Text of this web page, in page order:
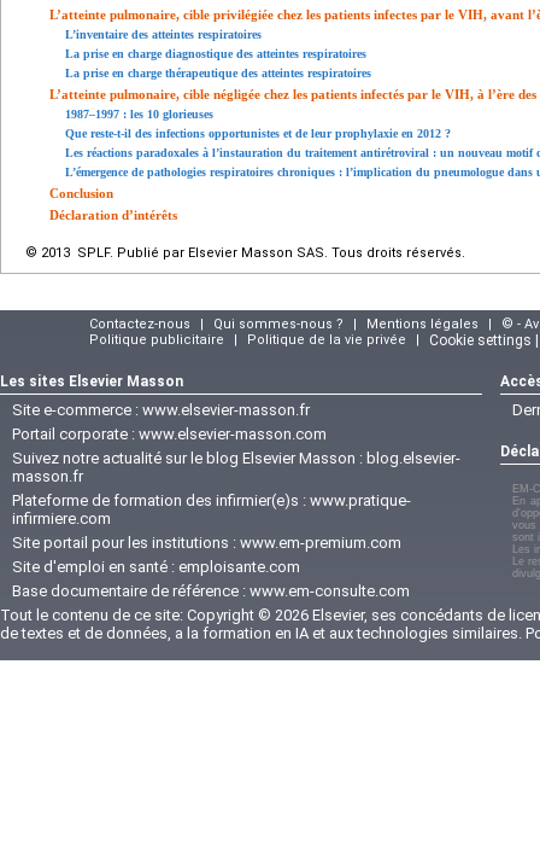
L’atteinte pulmonaire, cible privilégiée chez les patients infectes par le VIH, avant
L’inventaire des atteintes respiratoires
La prise en charge diagnostique des atteintes respiratoires
La prise en charge thérapeutique des atteintes respiratoires
L’atteinte pulmonaire, cible négligée chez les patients infectés par le VIH, à l’ère
1987–1997 : les 10 glorieuses
Que reste-t-il des infections opportunistes et de leur prophylaxie en 2012 ?
Les réactions paradoxales à l’instauration du traitement antirétroviral : un nouveau motif
L’émergence de pathologies respiratoires chroniques : l’implication du pneumologue
Conclusion
Déclaration d’intérêts
© 2013 SPLF. Publié par Elsevier Masson SAS. Tous droits réservés.
Contactez-nous Qui sommes-nous ? Mentions légales
© -
Politique publicitaire
Politique de la vie privée Cookie settings
Les sites Elsevier Masson
Site e-commerce : www.elsevier-masson.fr
Portail corporate : www.elsevier-masson.com
Suivez notre actualité sur le blog Elsevier Masson : blog.elsevier-
masson.fr
Plateforme de formation des infirmier(e)s : www.pratique-
infirmiere.com
Site portail pour les institutions : www.em-premium.com
Site d'emploi en santé : emploisante.com
Base documentaire de référence : www.em-consulte.com
EM-
En
vous
sont
Les
Le
Tout le contenu de ce site: Copyright © 2026 Elsevier, ses concédants de
de textes et de données, a la formation en IA et aux technologies similaires.